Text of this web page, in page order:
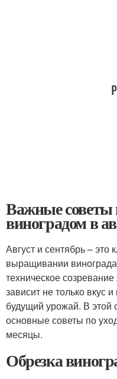
Важные советы
виноградом в
Август и сентябрь –
выращивании
техническое
зависит не только вкус
будущий урожай. В этой
основные советы по
месяцы.
Обрезка